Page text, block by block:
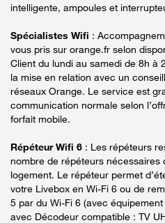
intelligente, ampoules et
Spécialistes Wifi :
vous pris sur orange.fr selon
Client du lundi au samedi de 8h à
la mise en relation avec un
réseaux Orange. Le service est
communication normale selon
forfait mobile.
Répéteur Wifi 6 : Les répéteurs
nombre de répéteurs nécessaires
logement. Le répéteur permet
votre Livebox en Wi-Fi 6 ou de
5 par du Wi-Fi 6 (avec
avec Décodeur compatible : TV